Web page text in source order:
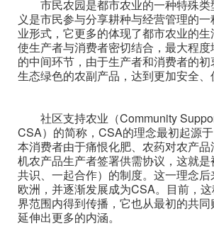
市民农园是都市农业的一种特殊类
义是市民参与分享耕种与经营管理的
业形式，它更多的体现了都市农业的生
使生产者与消费者密切结合，最大程
的中间环节，由于生产者和消费者的
生态绿色的农副产品，达到更加安全、
社区支持农业（Community
CSA）的简称，CSA的理念最初起源
本消费者由于痛恨化肥、农药对农产
机农产品生产者签署供需协议，这就
共识、一起合作）的制度。这一理念
欧洲，并逐渐发展成为CSA。目前，
界范围内得到传播，它也从最初的共
延伸出更多的内涵。